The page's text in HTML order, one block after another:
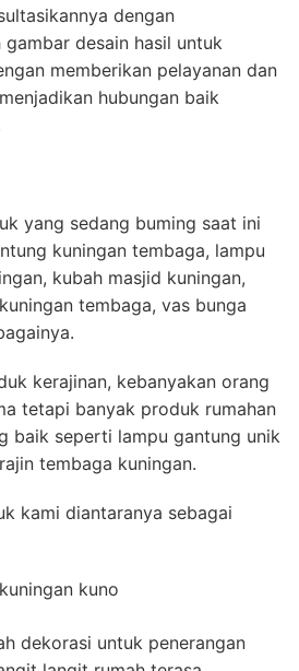
dengan
desain hasil untuk
memberikan pelayanan dan
hubungan baik
yang sedang buming saat ini
kuningan tembaga, lampu
kubah masjid kuningan,
tembaga, vas bunga
kerajinan, kebanyakan orang
tetapi banyak produk rumahan
baik seperti lampu gantung unik
tembaga kuningan.
kami diantaranya sebagai
kuno
dekorasi untuk penerangan